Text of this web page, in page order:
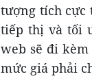
tượng tích cực
tiếp thị và tối
web sẽ đi
mức giá phải